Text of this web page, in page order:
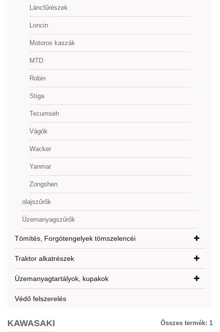
Láncfűrészek
Loncin
Motoros kaszák
MTD
Robin
Stiga
Tecumseh
Vágók
Wacker
Yanmar
Zongshen
olajszűrők
Üzemanyagszűrők
Tömítés, Forgótengelyek tömszelencéi
Traktor alkatrészek
Üzemanyagtartályok, kupakok
Védő felszerelés
KAWASAKI Összes termék: 1